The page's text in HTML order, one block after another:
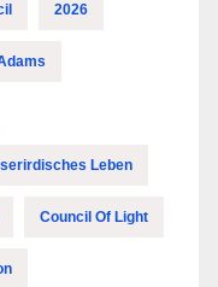
2026
Leben
Council Of Light